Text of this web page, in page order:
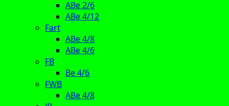
ABe 2/6
ABe 4/12
Fart
ABe 4/8
ABe 4/6
FB
Be 4/6
FWB
ABe 4/8